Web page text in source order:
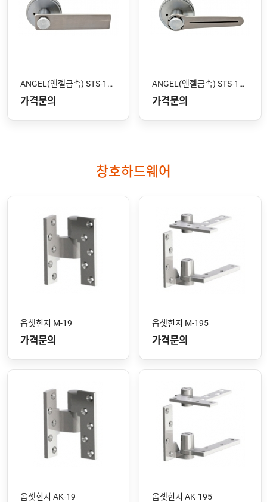
ANGEL(엔젤금속) STS-102 SS
가격문의
ANGEL(엔젤금속) STS-101 SS
가격문의
창호하드웨어
옵셋힌지 M-19
가격문의
옵셋힌지 M-195
가격문의
옵셋힌지 AK-19 옵셋힌지 AK-195